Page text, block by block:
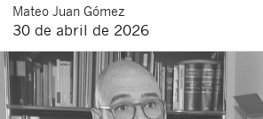
Mateo Juan Gómez
30 de abril de 2026